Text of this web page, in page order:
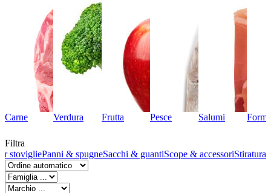
Carne Verdura Frutta Pesce Salumi
Filtra
stovigliePanni & spugneSacchi & guantiScope & accessoriStiratura